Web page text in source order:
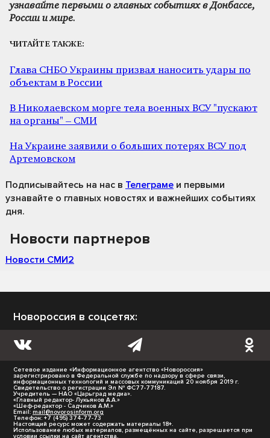
узнавайте первыми о главных событиях в Донбассе,
России и мире.
ЧИТАЙТЕ ТАКЖЕ:
Глава СНБО Украины призвал наносить удары по
объектам в России
В Николаевском морге тела военных ВСУ "пускают
на органы" – СМИ
На Украине заявили о больших потерях ВСУ под
Артемовском
Подписывайтесь на нас в Телеграме и первыми
узнавайте о главных новостях и важнейших событиях
дня.
Новости партнеров
Новости СМИ2
Новороссия в соцсетях:
Сетевое издание «Информационное агентство «Новороссия»
зарегистрировано в Федеральной службе по надзору в сфере связи,
информационных технологий и массовых коммуникаций 20 ноября 2019 г.
Свидетельство о регистрации Эл № ФС77-77187.
Учредитель — НАО «Царьград медиа».
«Главный редактор- Лукьянов А.А.»
«Шеф-редактор - Садчиков А.М.»
Email: mail@novorosinform.org
Телефон: +7 (495) 374-77-73
Настоящий ресурс может содержать материалы 18+.
Использование любых материалов, размещённых на сайте, разрешается при
условии ссылки на сайт агентства.